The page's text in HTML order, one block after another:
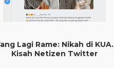
Lagi Rame: Nikah di KUA.
Kisah Netizen Twitter